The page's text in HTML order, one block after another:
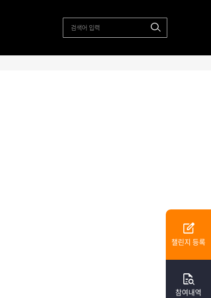
edit_square
챌린지 등록
quick_reference_all
참여내역